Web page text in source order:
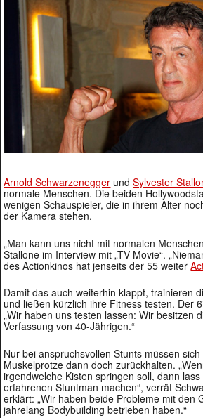
Arnold Schwarzenegger undSylvester
normale Menschen. Die beiden
wenigen Schauspieler, die in ihrem Alter
der Kamera stehen.
„Man kann uns nicht mit normalen
Stallone im Interview mit „TV Movie“.
des Actionkinos hat jenseits der 55 weiter
Damit das auch weiterhin klappt, trainieren
und ließen kürzlich ihre Fitness testen. Der
„Wir haben uns testen lassen: Wir besitzen
Verfassung von 40-Jährigen.“
Nur bei anspruchsvollen Stunts müssen
Muskelprotze dann doch zurückhalten.
irgendwelche Kisten springen soll, dann
erfahrenen Stuntman machen“, verrät
erklärt: „Wir haben beide Probleme mit den
jahrelang Bodybuilding betrieben haben.“